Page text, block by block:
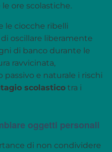
ore scolastiche.
le ciocche ribelli
oscillare liberamente
di banco durante le
ravvicinata,
e naturale i rischi
scolastico tra i
oggetti personali
di non condividere